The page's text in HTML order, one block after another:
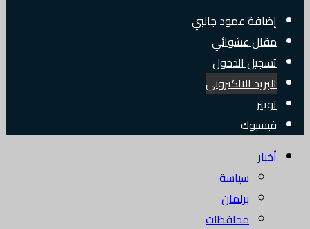
إضافة عمود جانبي
مقال عشوائي
تسجيل الدخول
البريد الالكتروني
تويتر
فيسبوك
أخبار
سياسة
برلمان
محافظات